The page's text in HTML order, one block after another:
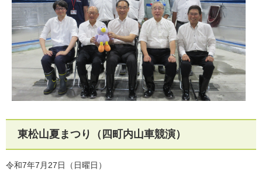
東松山夏まつり（四町内山車競演）
令和7年7月27日（日曜日）